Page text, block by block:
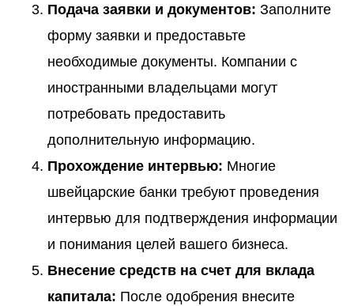
Подача заявки и документов: Заполните
форму заявки и предоставьте
необходимые документы. Компании с
иностранными владельцами могут
потребовать предоставить
дополнительную информацию.
Прохождение интервью: Многие
швейцарские банки требуют проведения
интервью для подтверждения информации
и понимания целей вашего бизнеса.
Внесение средств на счет для вклада
капитала: После одобрения внесите